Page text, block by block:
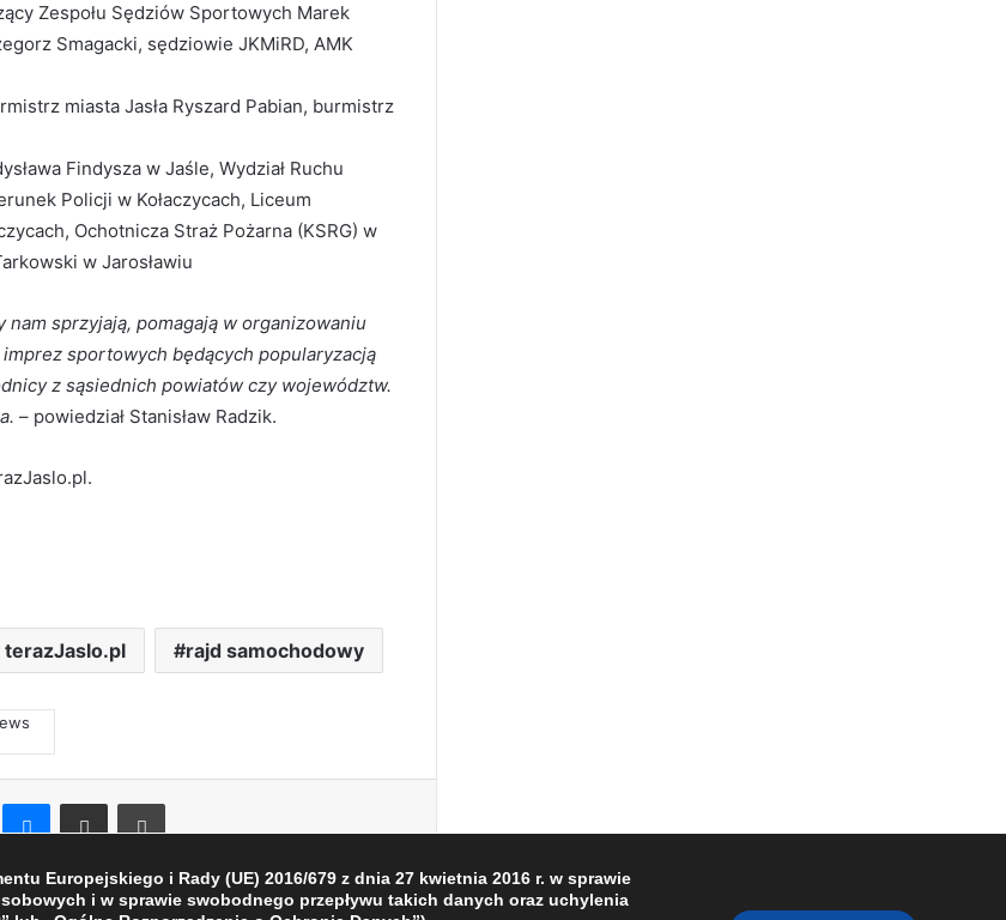
Zespołu Sędziów Sportowych Marek
Smagacki, sędziowie JKMiRD, AMK
miasta Jasła Ryszard Pabian, burmistrz
Findysza w Jaśle, Wydział Ruchu
Policji w Kołaczycach, Liceum
Ochotnicza Straż Pożarna (KSRG) w
w Jarosławiu
sprzyjają, pomagają w organizowaniu
sportowych będących popularyzacją
z sąsiednich powiatów czy województw.
– powiedział Stanisław Radzik.
rajd samochodowy
Messenger
Share via Email Print
Europejskiego i Rady (UE) 2016/679 z dnia 27 kwietnia 2016 r. w sprawie
i w sprawie swobodnego przepływu takich danych oraz uchylenia